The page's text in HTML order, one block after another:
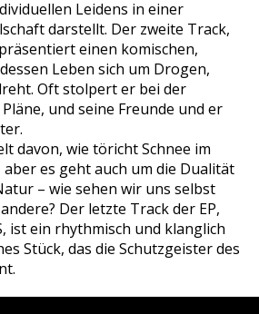
Leidens in einer
darstellt. Der zweite Track,
einen komischen,
Leben sich um Drogen,
Oft stolpert er bei der
und seine Freunde und er
davon, wie töricht Schnee im
es geht auch um die Dualität
– wie sehen wir uns selbst
Der letzte Track der EP,
, ist ein rhythmisch und klanglich
Stück, das die Schutzgeister des